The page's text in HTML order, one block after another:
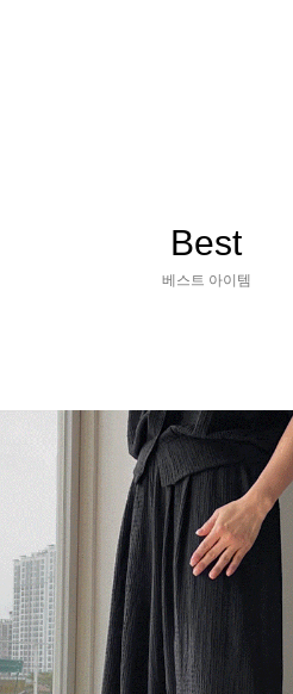
Best
베스트 아이템